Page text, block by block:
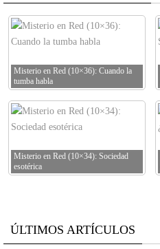
Misterio en Red (10×36): Cuando la
tumba habla
Misterio en Red (10×34): Sociedad
esotérica
ÚLTIMOS ARTÍCULOS